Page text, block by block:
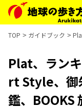
TOP ガイドブック
Plat、ラン
rt Style、御
鑑、BOOKS